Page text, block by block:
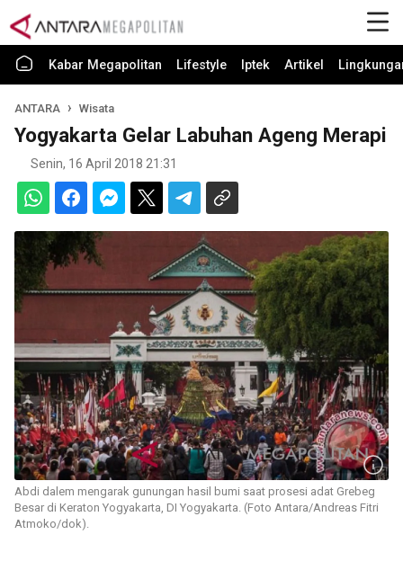
Kabar Megapolitan Lifestyle Iptek Artikel
ANTARA Wisata
Yogyakarta Gelar Labuhan Ageng Merapi
Senin, 16 April 2018 21:31
Abdi dalem mengarak gunungan hasil bumi saat prosesi adat Grebeg
Besar di Keraton Yogyakarta, DI Yogyakarta. (Foto Antara/Andreas Fitri
Atmoko/dok).